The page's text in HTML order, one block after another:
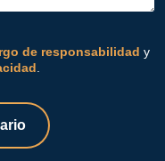
de responsabilidad y